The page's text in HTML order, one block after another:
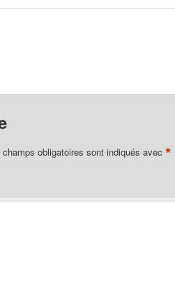
champs obligatoires sont indiqués avec *